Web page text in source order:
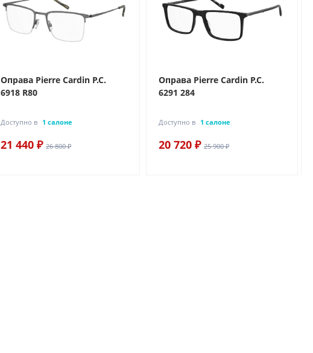
Оправа Pierre Cardin P.C.
6918 R80
Доступно в 1 салоне
21 440 ₽ 26 800 ₽
Оправа Pierre Cardin P.C.
6291 284
Доступно в 1 салоне
20 720 ₽ 25 900 ₽